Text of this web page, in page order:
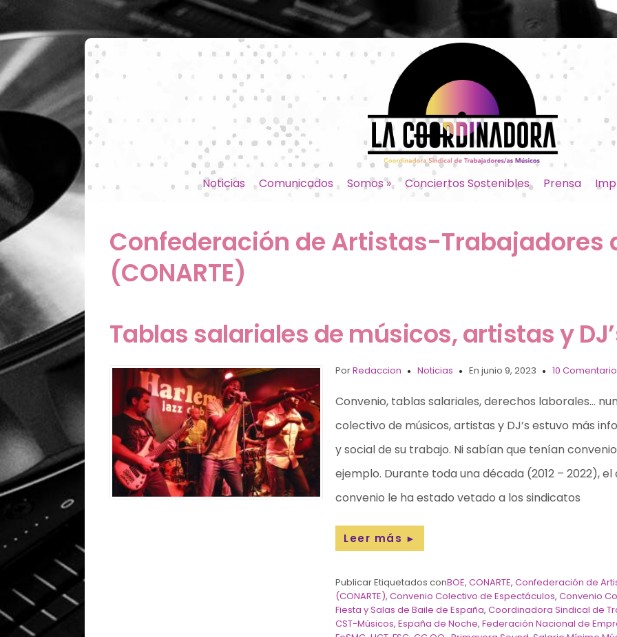
Noticias Comunicados Somos» Conciertos Sostenibles Prensa
Confederación de Artistas-Trabajadores
(CONARTE)
Tablas salariales de músicos, artistas y
PorRedaccion Noticias En junio 9, 2023 10
Convenio, tablas salariales, derechos laborales…
colectivo de músicos, artistas y DJ’s estuvo más
y social de su trabajo. Ni sabían que tenían
ejemplo. Durante toda una década (2012 – 2022),
convenio le ha estado vetado a los sindicatos
Leer más ►
Publicar Etiquetados conBOE,CONARTE,Confederación de
(CONARTE),Convenio Colectivo de Espectáculos,Convenio
Fiesta y Salas de Baile de España,Coordinadora Sindical de
CST-Músicos,España de Noche,Federación Nacional de